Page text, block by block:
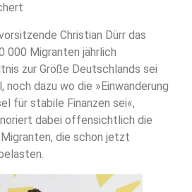
Christian Dürr das
000 Migranten jährlich
zur Größe Deutschlands sei
noch dazu wo die »Einwanderung
für stabile Finanzen sei«,
dabei offensichtlich die
die schon jetzt